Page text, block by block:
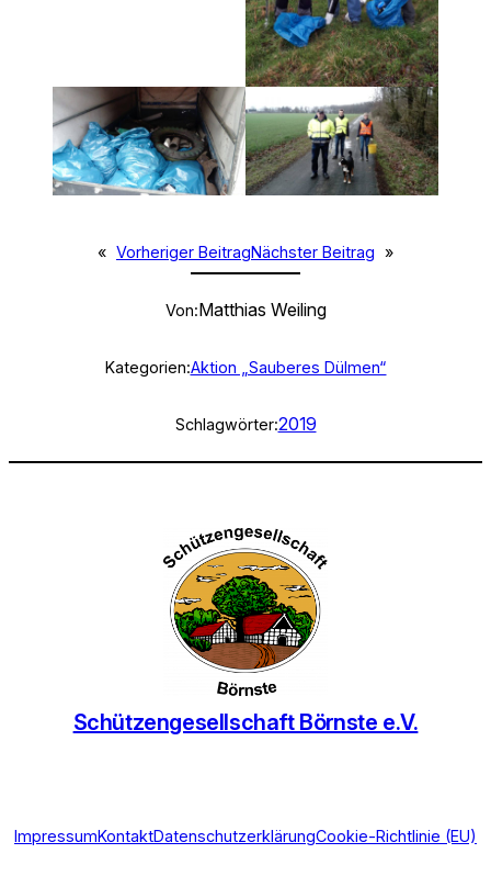
« Vorheriger BeitragNächster Beitrag »
Von:Matthias Weiling
Kategorien:Aktion „Sauberes Dülmen“
Schlagwörter:2019
Schützengesellschaft Börnste e.V.
ImpressumKontaktDatenschutzerklärungCookie-Richtlinie (EU)